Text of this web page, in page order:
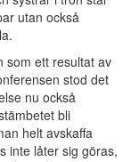
utan också
som ett resultat av
stod det
nu också
bli
helt avskaffa
inte låter sig göras,